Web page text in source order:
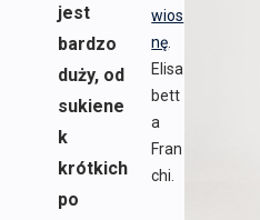
wios
nę.
Elisa
bett
a
Fran
chi.
jest
bardzo
duży, od
sukiene
k
krótkich
po